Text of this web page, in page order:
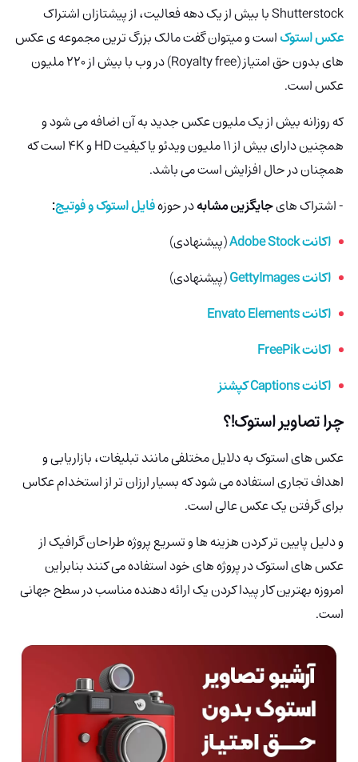
Shutterstock با بیش از یک دهه فعالیت، از پیشتازان اشتراک
عکس استوکاست و میتوان گفت مالک بزرگ ترین مجموعه ی عکس
های بدون حق امتیاز (Royalty free) در وب با بیش از 220 ملیون
عکس است.
که روزانه بیش از یک ملیون عکس جدید به آن اضافه می شود و
همچنین دارای بیش از 11 ملیون ویدئو یا کیفیت HD و 4K است که
همچنان در حال افزایش است می باشد.
- اشتراک هایجایگزین مشابهدر حوزهفایل استوک و فوتیج:
اکانت Adobe Stock
(پیشنهادی)
اکانت GettyImages
(پیشنهادی)
اکانت Envato Elements
اکانت FreePik
اکانت Captions کپشنز
چرا تصاویر استوک!؟
عکس های استوک به دلایل مختلفی مانند تبلیغات، بازاریابی و
اهداف تجاری استفاده می شود که بسیار ارزان تر از استخدام عکاس
برای گرفتن یک عکس عالی است.
و دلیل پایین تر کردن هزینه ها و تسریع پروژه طراحان گرافیک از
عکس های استوک در پروژه های خود استفاده می کنند بنابراین
امروزه بهترین کار پیدا کردن یک ارائه دهنده مناسب در سطح جهانی
است.